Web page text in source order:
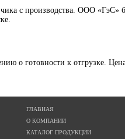
с производства. ООО «ГэС»
о готовности к отгрузке.
ГЛАВНАЯ
О КОМПАНИИ
КАТАЛОГ ПРОДУКЦИИ